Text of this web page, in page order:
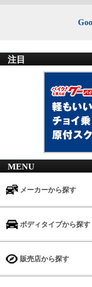
注目
MENU
メーカーから探す
ボディタイプから探す
販売店から探す